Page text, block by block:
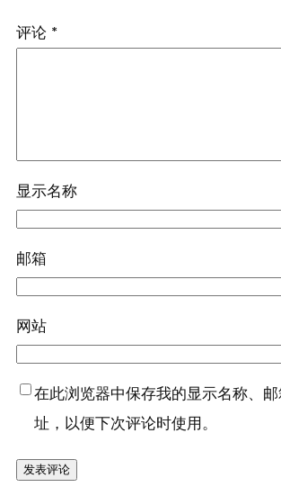
评论 *
显示名称
邮箱
网站
在此浏览器中保存我的显示名称、
址，以便下次评论时使用。